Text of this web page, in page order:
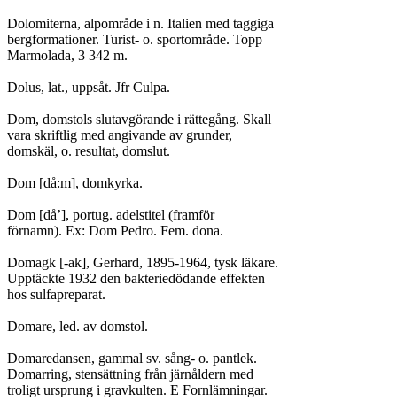
Dolomiterna, alpområde i n. Italien med taggiga
bergformationer. Turist- o. sportområde. Topp
Marmolada, 3 342 m.
Dolus, lat., uppsåt. Jfr Culpa.
Dom, domstols slutavgörande i rättegång. Skall
vara skriftlig med angivande av grunder,
domskäl, o. resultat, domslut.
Dom [då:m], domkyrka.
Dom [då’], portug. adelstitel (framför
förnamn). Ex: Dom Pedro. Fem. dona.
Domagk [-ak], Gerhard, 1895-1964, tysk läkare.
Upptäckte 1932 den bakteriedödande effekten
hos sulfapreparat.
Domare, led. av domstol.
Domaredansen, gammal sv. sång- o. pantlek.
Domarring, stensättning från järnåldern med
troligt ursprung i gravkulten. E Fornlämningar.